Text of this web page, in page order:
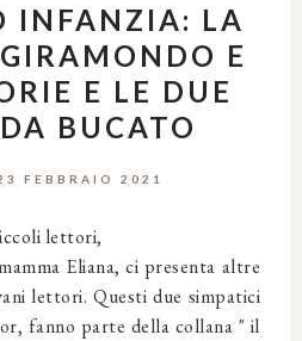
INFANZIA: LA
E
E LE DUE
BUCATO
FEBBRAIO 2021
lettori,
Eliana, ci presenta altre
lettori. Questi due simpatici
fanno parte della collana " il